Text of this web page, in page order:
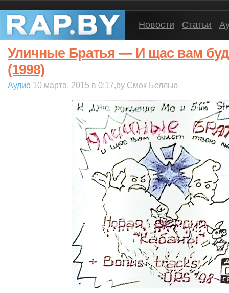
Новости Статьи
Уличные Братья — И щас вам
(1998)
Аудио 10 марта, 2015 в 0:17,by Смок Беллью